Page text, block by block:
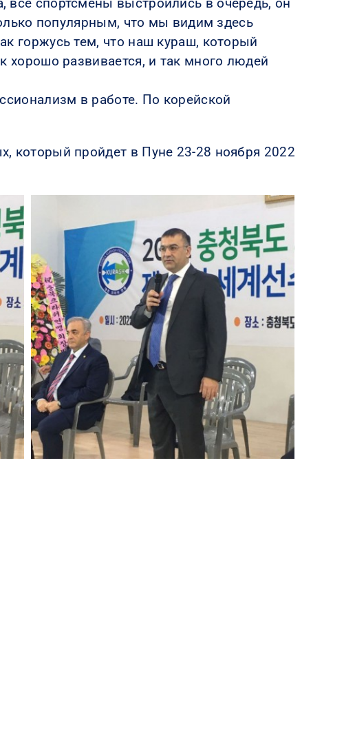
популярным, что мы видим здесь
горжусь тем, что наш кураш, который
хорошо развивается, и так много людей
в работе. По корейской
который пройдет в Пуне 23-28 ноября 2022